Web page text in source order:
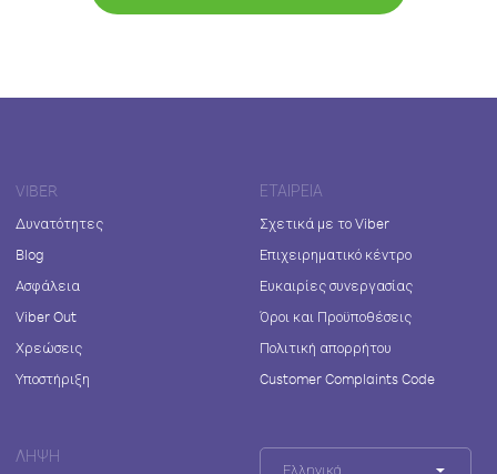
VIBER
Δυνατότητες
Blog
Ασφάλεια
Viber Out
Χρεώσεις
Υποστήριξη
ΕΤΑΙΡΕΊΑ
Σχετικά με το Viber
Επιχειρηματικό κέντρο
Ευκαιρίες συνεργασίας
Όροι και Προϋποθέσεις
Πολιτική απορρήτου
Customer Complaints Code
ΛΉΨΗ
Ελληνικά